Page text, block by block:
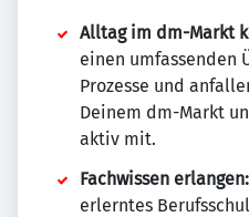
Alltag im dm-Markt
einen umfassenden
Prozesse und
Deinem dm-Markt
aktiv mit.
Fachwissen erlangen:
erlerntes